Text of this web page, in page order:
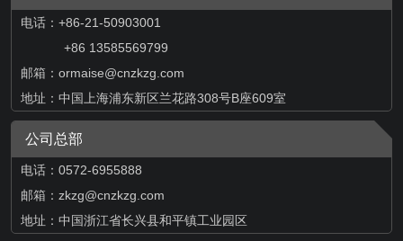
电话：+86-21-50903001
+86 13585569799
邮箱： ormaise@cnzkzg.com
地址：中国上海浦东新区兰花路308号B座609室
公司总部
电话：0572-6955888
邮箱：zkzg@cnzkzg.com
地址：中国浙江省长兴县和平镇工业园区